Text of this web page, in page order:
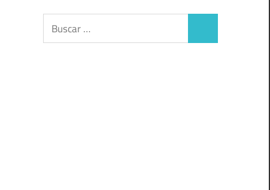
Buscar: